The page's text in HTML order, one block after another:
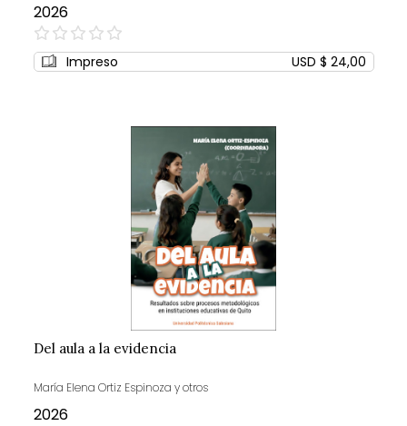
2026
0%
Impreso USD $ 24,00
Del aula a la evidencia
María Elena Ortiz Espinoza y otros
2026